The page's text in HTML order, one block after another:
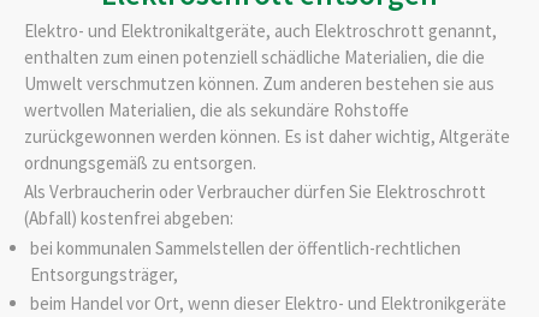
Elektro- und Elektronikaltgeräte, auch Elektroschrott genannt,
enthalten zum einen potenziell schädliche Materialien, die die
Umwelt verschmutzen können. Zum anderen bestehen sie aus
wertvollen Materialien, die als sekundäre Rohstoffe
zurückgewonnen werden können. Es ist daher wichtig, Altgeräte
ordnungsgemäß zu entsorgen.
Als Verbraucherin oder Verbraucher dürfen Sie Elektroschrott
(Abfall) kostenfrei abgeben:
bei kommunalen Sammelstellen der öffentlich-rechtlichen
Entsorgungsträger,
beim Handel vor Ort, wenn dieser Elektro- und Elektronikgeräte